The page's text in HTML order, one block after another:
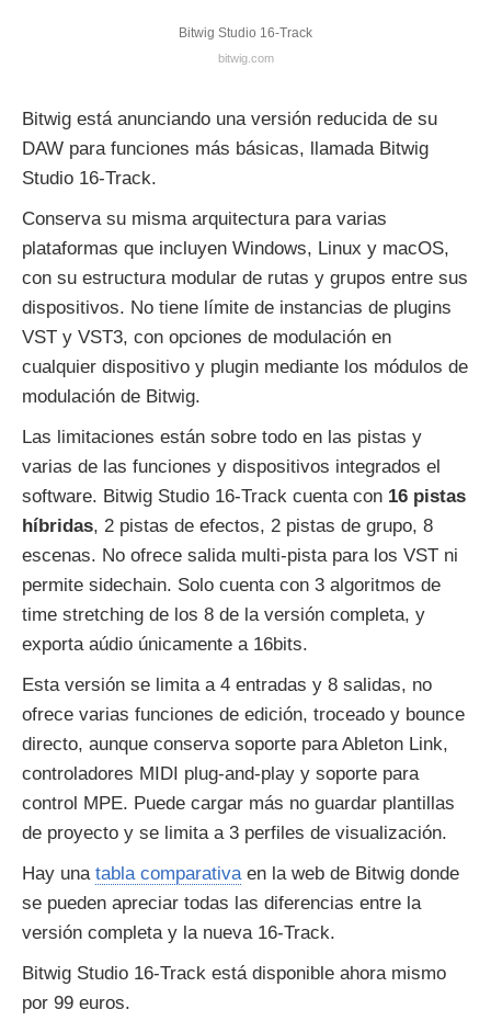
Bitwig Studio 16-Track
bitwig.com
Bitwig está anunciando una versión reducida de su
DAW para funciones más básicas, llamada Bitwig
Studio 16-Track.
Conserva su misma arquitectura para varias
plataformas que incluyen Windows, Linux y macOS,
con su estructura modular de rutas y grupos entre sus
dispositivos. No tiene límite de instancias de plugins
VST y VST3, con opciones de modulación en
cualquier dispositivo y plugin mediante los módulos de
modulación de Bitwig.
Las limitaciones están sobre todo en las pistas y
varias de las funciones y dispositivos integrados el
software. Bitwig Studio 16-Track cuenta con 16 pistas
híbridas, 2 pistas de efectos, 2 pistas de grupo, 8
escenas. No ofrece salida multi-pista para los VST ni
permite sidechain. Solo cuenta con 3 algoritmos de
time stretching de los 8 de la versión completa, y
exporta aúdio únicamente a 16bits.
Esta versión se limita a 4 entradas y 8 salidas, no
ofrece varias funciones de edición, troceado y bounce
directo, aunque conserva soporte para Ableton Link,
controladores MIDI plug-and-play y soporte para
control MPE. Puede cargar más no guardar plantillas
de proyecto y se limita a 3 perfiles de visualización.
Hay una tabla comparativaen la web de Bitwig donde
se pueden apreciar todas las diferencias entre la
versión completa y la nueva 16-Track.
Bitwig Studio 16-Track está disponible ahora mismo
por 99 euros.